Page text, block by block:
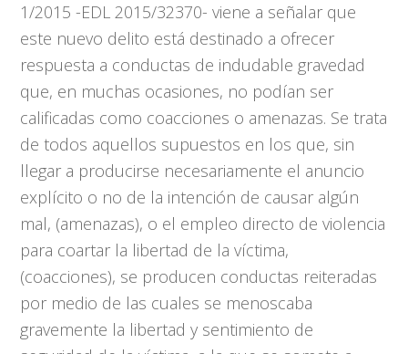
1/2015 -EDL 2015/32370- viene a señalar que
este nuevo delito está destinado a ofrecer
respuesta a conductas de indudable gravedad
que, en muchas ocasiones, no podían ser
calificadas como coacciones o amenazas. Se trata
de todos aquellos supuestos en los que, sin
llegar a producirse necesariamente el anuncio
explícito o no de la intención de causar algún
mal, (amenazas), o el empleo directo de violencia
para coartar la libertad de la víctima,
(coacciones), se producen conductas reiteradas
por medio de las cuales se menoscaba
gravemente la libertad y sentimiento de